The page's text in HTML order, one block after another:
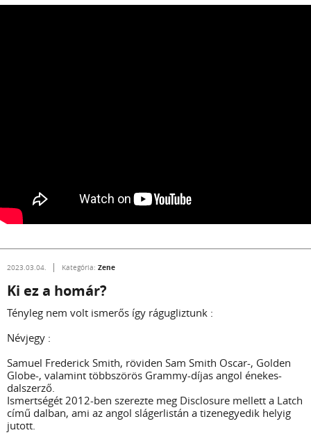
2023.03.04. Kategória: Zene
Ki ez a homár?
Tényleg nem volt ismerős így rágugliztunk :
Névjegy :
Samuel Frederick Smith, röviden Sam Smith Oscar-, Golden
Globe-, valamint többszörös Grammy-díjas angol énekes-
dalszerző.
Ismertségét 2012-ben szerezte meg Disclosure mellett a Latch
című dalban, ami az angol slágerlistán a tizenegyedik helyig
jutott.